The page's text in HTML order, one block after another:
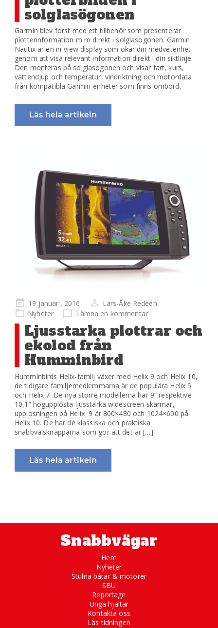
solglasögonen
Garmin blev först med ett tillbehör som presenterar
plotterinformation m m direkt i solglasögonen. Garmin
Nautix är en in-view display som ökar din medvetenhet
genom att visa relevant information direkt i din siktlinje.
Den monteras på solglasögonen och visar fart, kurs,
vattendjup och temperatur, vindriktning och motordata
från kompatibla Garmin-enheter som finns ombord.
Läs hela artikeln
Publicerad
på
19 januari, 2016
Lars-Åke Redéen
Nyheter
Lämna en kommentar
Ljusstarka plottrar och
ekolod från
Humminbird
Humminbirds Helix-familj växer med Helix 9 och Helix 10,
de tidigare familjemedlemmarna är de populära Helix 5
och Helix 7. De nya större modellerna har 9” respektive
10,1” högupplösta ljusstarka widescreen skärmar,
upplösningen på Helix 9 är 800×480 och 1024×600 på
Helix 10. De har de klassiska och praktiska
snabbvalsknapparna som gör att det är […]
Läs hela artikeln
Snabbvägar
Hem
Nyheter
Stulna båtar & motorer
SBU
Reportage
Unga hjältar
Kontakta oss
Läs tidningen